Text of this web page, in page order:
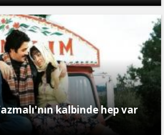
kalbinde hep var